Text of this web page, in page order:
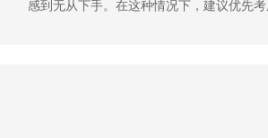
感到无从下手。在这种情况下，建议优先